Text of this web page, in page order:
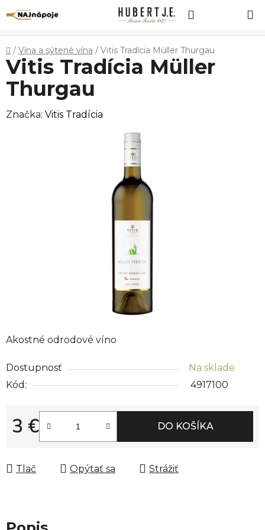
na
KOŠÍK
Domov
/ Vína a sýtené vína / Vitis Tradícia Müller Thurgau
Akostné odrodové víno
Dostupnosť
Na sklade
Kód:
4917100
3 €
Jednotková cena:
DO KOŠÍKA
Tlač Opýtať sa Strážiť
Vitis Tradícia Müller
Thurgau
Značka: Vitis Tradícia